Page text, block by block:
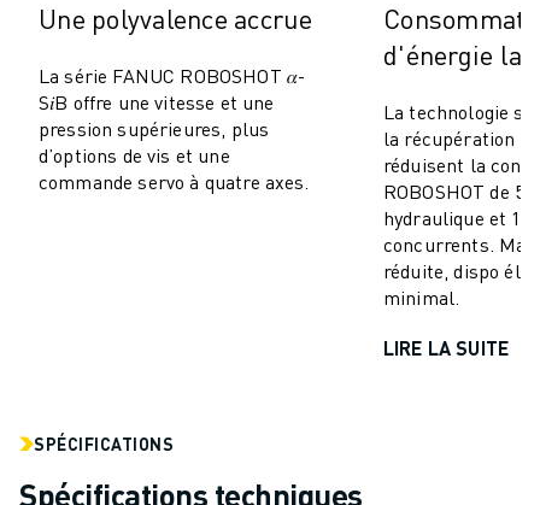
PEINTURE
SOUDAGE PAR POINTS
INSPECTION DE LA VISION
DÉCOUPAGE PAR FIL EDM
TÉMOIGNAGES
CENTRE DE TÉLÉCHARGEMENT " MYFANUC
FORMATION ET ÉDUCATION
Une polyvalence accrue
La série FANUC ROBOSHOT 𝛼-
S𝑖B offre une vitesse et une
pression supérieures, plus
d’options de vis et une
commande servo à quatre axes.
d'énergie la
La technologie
la récupération
réduisent la
ROBOSHOT de
hydraulique et
concurrents.
réduite, dispo
minimal.
LIRE LA SUITE
SPÉCIFICATIONS
Spécifications techniques